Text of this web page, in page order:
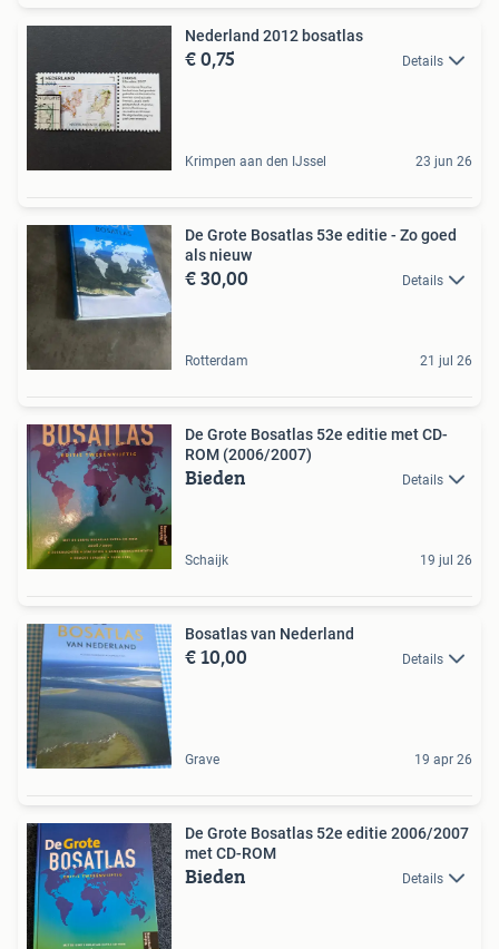
Nederland 2012 bosatlas
€ 0,75 Details
Krimpen aan den IJssel 23 jun 26
De Grote Bosatlas 53e editie - Zo goed
als nieuw
€ 30,00 Details
Rotterdam 21 jul 26
De Grote Bosatlas 52e editie met CD-
ROM (2006/2007)
Bieden Details
Schaijk 19 jul 26
Bosatlas van Nederland
€ 10,00 Details
Grave 19 apr 26
De Grote Bosatlas 52e editie 2006/2007
met CD-ROM
Bieden Details